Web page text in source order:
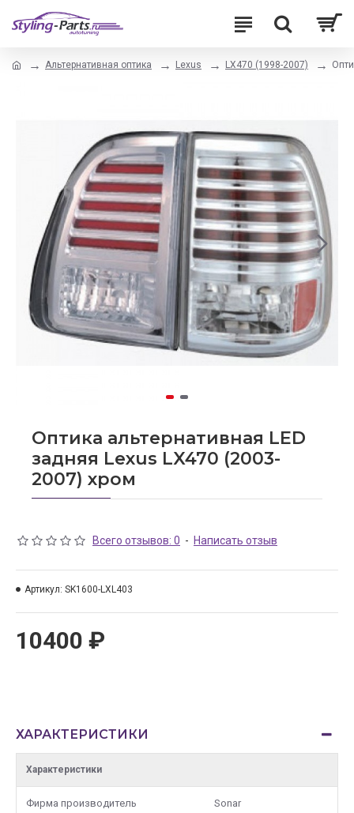
Альтернативная оптика Lexus LX470 (1998-2007)
Оптика альтернативная LED
задняя Lexus LX470 (2003-
2007) хром
Всего отзывов: 0 - Написать отзыв
10400 ₽
Артикул: SK1600-LXL403
ХАРАКТЕРИСТИКИ
Характеристики
Фирма производитель Sonar